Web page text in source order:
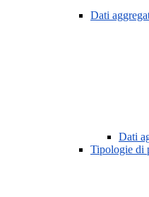
Dati
Dati
Tipologie di